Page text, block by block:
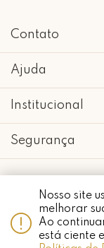
Nosso site
melhorar
Ao
está ciente
Contato
Ajuda
Institucional
Segurança
copyright 2018 -